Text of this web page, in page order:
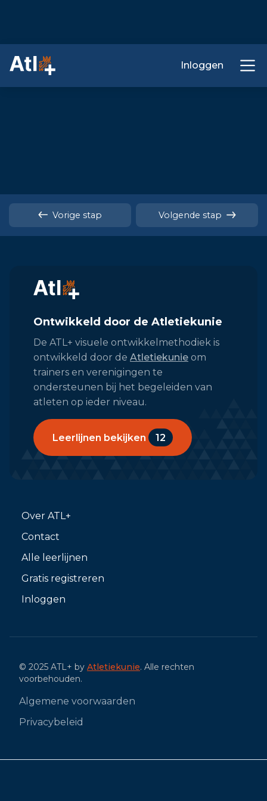
Inloggen
Vorige stap Volgende stap
Ontwikkeld door de Atletiekunie
De ATL+ visuele ontwikkelmethodiek is
ontwikkeld door de Atletiekunie om
trainers en verenigingen te
ondersteunen bij het begeleiden van
atleten op ieder niveau.
Leerlijnen bekijken 12
Over ATL+
Contact
Alle leerlijnen
Gratis registreren
Inloggen
© 2025 ATL+ by Atletiekunie. Alle rechten
voorbehouden.
Algemene voorwaarden
Privacybeleid